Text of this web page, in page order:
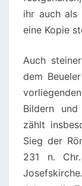
ihr auch als
eine Kopie
Auch
dem
Bildern
zählt
Sieg der
231 n.